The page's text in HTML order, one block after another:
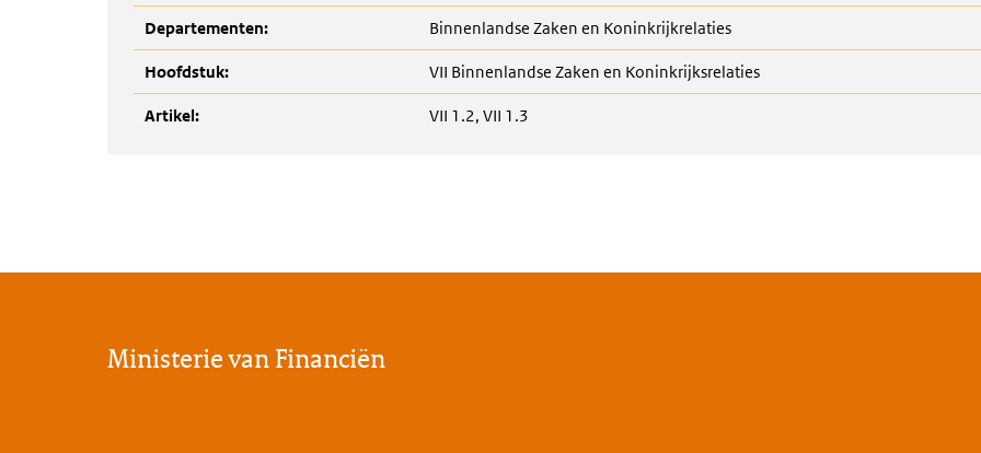
Departementen: Binnenlandse Zaken en Koninkrijkrelaties
Hoofdstuk: VII Binnenlandse Zaken en Koninkrijksrelaties
Artikel: VII 1.2, VII 1.3
Ministerie van Financiën